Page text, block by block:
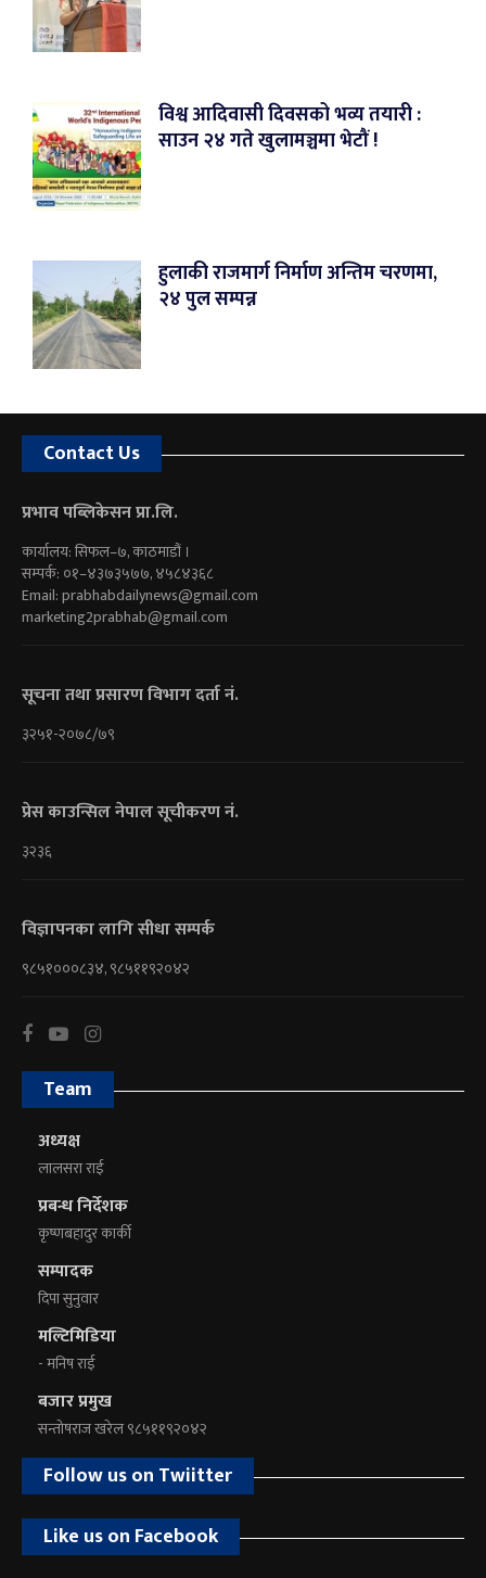
विश्व आदिवासी दिवसको भव्य तयारी :
साउन २४ गते खुलामञ्चमा भेटौं !
हुलाकी राजमार्ग निर्माण अन्तिम चरणमा,
२४ पुल सम्पन्न
Contact Us
प्रभाव पब्लिकेसन प्रा.लि.
कार्यालय: सिफल–७, काठमाडौं ।
सम्पर्क: ०१–४३७३५७७, ४५८४३६८
Email:prabhabdailynews@gmail.com
marketing2prabhab@gmail.com
सूचना तथा प्रसारण विभाग दर्ता नं.
३२५१-२०७८/७९
प्रेस काउन्सिल नेपाल सूचीकरण नं.
३२३६
विज्ञापनका लागि सीधा सम्पर्क
९८५१०००८३४, ९८५११९२०४२
Team
अध्यक्ष
लालसरा राई
प्रबन्ध निर्देशक
कृष्णबहादुर कार्की
सम्पादक
दिपा सुनुवार
मल्टिमिडिया
- मनिष राई
बजार प्रमुख
सन्तोषराज खरेल ९८५११९२०४२
Follow us on Twiitter
Like us on Facebook